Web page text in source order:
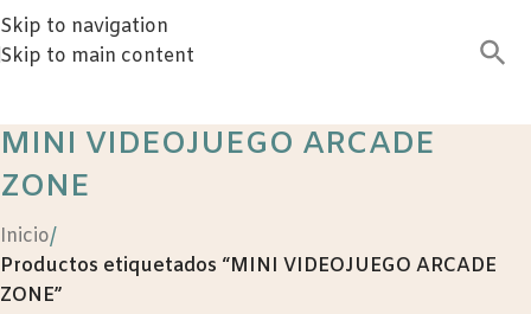
Skip to navigation
Skip to main content
MINI VIDEOJUEGO ARCADE
ZONE
Inicio/
Productos etiquetados “MINI VIDEOJUEGO ARCADE
ZONE”